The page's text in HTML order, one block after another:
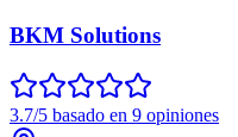
BKM Solutions
3.7/5 basado en 9 opiniones